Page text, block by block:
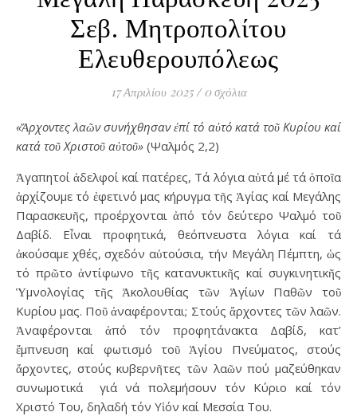
Σεβ. Μητροπολίτου
Ελευθερουπόλεως
17 Απριλίου 2025 / 0 σχόλια
«Ἄρχοντες λαῶν συνήχθησαν ἐπί τό αὐτό κατά τοῦ Κυρίου καί
κατά τοῦ Χριστοῦ αὐτοῦ» (Ψαλμός 2,2)
Ἀγαπητοί ἀδελφοί καί πατέρες, Τά λόγια αὐτά μέ τά ὁποῖα
ἀρχίζουμε τό ἐφετινό μας κήρυγμα τῆς Ἁγίας καί Μεγάλης
Παρασκευῆς, προέρχονται ἀπό τόν δεύτερο Ψαλμό τοῦ
Δαβίδ. Εἶναι προφητικά, θεόπνευστα λόγια καί τά
ἀκούσαμε χθές, σχεδόν αὐτούσια, τήν Μεγάλη Πέμπτη, ὡς
τό πρῶτο ἀντίφωνο τῆς κατανυκτικῆς καί συγκινητικῆς
Ὑμνολογίας τῆς Ἀκολουθίας τῶν Ἁγίων Παθῶν τοῦ
Κυρίου μας. Ποῦ ἀναφέρονται; Στούς ἄρχοντες τῶν λαῶν.
Ἀναφέρονται ἀπό τόν προφητάνακτα Δαβίδ, κατ’
ἔμπνευση καί φωτισμό τοῦ Ἁγίου Πνεύματος, στούς
ἄρχοντες, στούς κυβερνῆτες τῶν λαῶν πού μαζεύθηκαν
συνωμοτικά γιά νά πολεμήσουν τόν Κύριο καί τόν
Χριστό Του, δηλαδή τόν Υἱόν καί Μεσσία Του.